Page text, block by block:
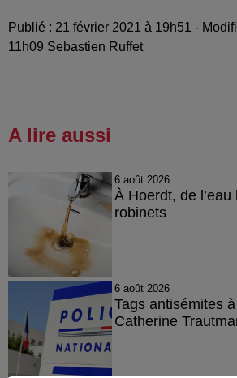
Publié : 21 février 2021 à 19h51 -
11h09 Sebastien Ruffet
A lire aussi
6 août 2026
À Hoerdt, de
robinets
6 août 2026
Tags antisémites
Catherine